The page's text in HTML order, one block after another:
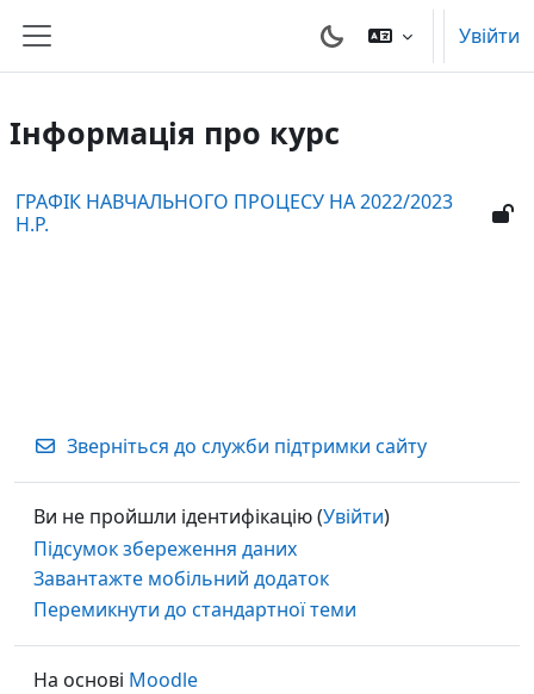
Бокова панель
Увійти
Інформація про курс
ГРАФІК НАВЧАЛЬНОГО ПРОЦЕСУ НА 2022/2023
Н.Р.
Зверніться до служби підтримки сайту
Ви не пройшли ідентифікацію (Увійти)
Підсумок збереження даних
Завантажте мобільний додаток
Перемикнути до стандартної теми
На основі Moodle